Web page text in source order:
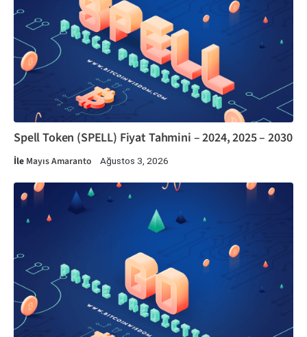
Spell Token (SPELL) Fiyat Tahmini – 2024, 2025 – 2030
İle Mayıs Amaranto Ağustos 3, 2026